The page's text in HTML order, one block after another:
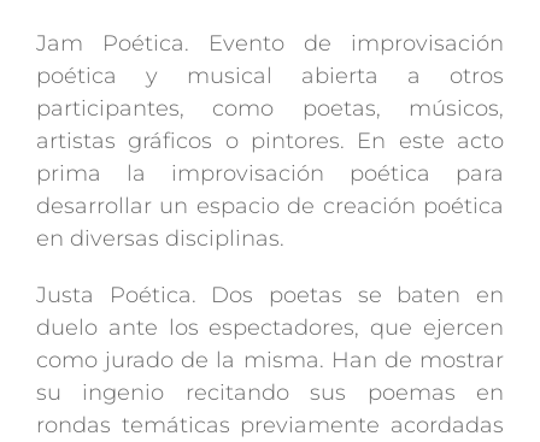
Jam Poética. Evento de improvisación
poética y musical abierta a otros
participantes, como poetas, músicos,
artistas gráficos o pintores. En este acto
prima la improvisación poética para
desarrollar un espacio de creación poética
en diversas disciplinas.
Justa Poética. Dos poetas se baten en
duelo ante los espectadores, que ejercen
como jurado de la misma. Han de mostrar
su ingenio recitando sus poemas en
rondas temáticas previamente acordadas